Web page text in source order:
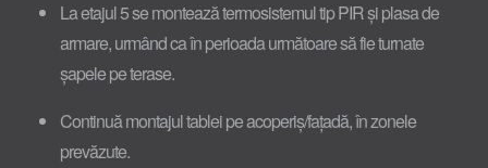
La etajul 5 se montează termosistemul tip PIR și plasa de
armare, urmând ca în perioada următoare să fie turnate
șapele pe terase.
Continuă montajul tablei pe acoperiș/fațadă, în zonele
prevăzute.